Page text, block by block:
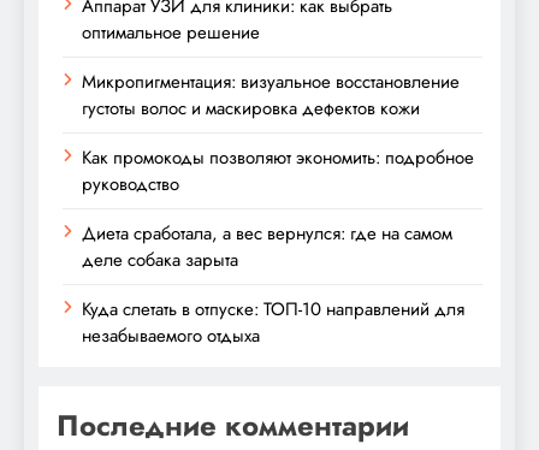
Аппарат УЗИ для клиники: как выбрать
оптимальное решение
Микропигментация: визуальное восстановление
густоты волос и маскировка дефектов кожи
Как промокоды позволяют экономить: подробное
руководство
Диета сработала, а вес вернулся: где на самом
деле собака зарыта
Куда слетать в отпуске: ТОП-10 направлений для
незабываемого отдыха
Последние комментарии